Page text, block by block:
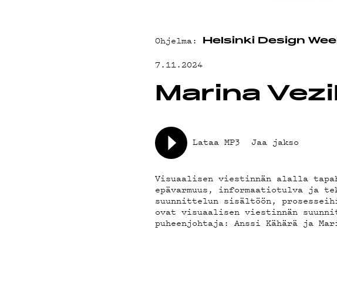
YHTEYSTIEDOT
G LIVELAB
YSTÄVÄKLUBI
TIETOSUOJA
Ohjelma: Helsinki Design
7.11.2024
Marina
Lataa MP3 Jaa jakso
Visuaalisen viestinnän alalla
epävarmuus, informaatiotulva ja
suunnittelun sisältöön,
ovat visuaalisen viestinnän
puheenjohtaja: Anssi Kähärä ja